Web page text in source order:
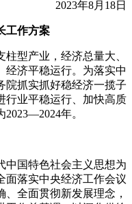
2023年8月18日
工作方案
型产业，经济总量大、
经济平稳运行。为落实中
院抓实抓好稳经济一揽子
行业平稳运行、加快高质
年。
中国特色社会主义思想为
面落实中央经济工作会议
全面贯彻新发展理念，